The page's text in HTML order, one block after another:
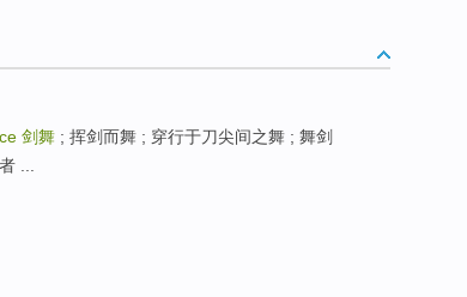
剑舞 ; 挥剑而舞 ; 穿行于刀尖间之舞 ; 舞剑
...